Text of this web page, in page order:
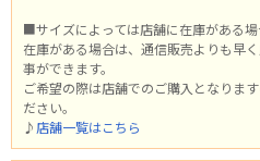
■サイズによっては店舗に在庫がある場
在庫がある場合は、通信販売よりも早
事ができます。
ご希望の際は店舗でのご購入となりま
ださい。
♪ 店舗一覧はこちら